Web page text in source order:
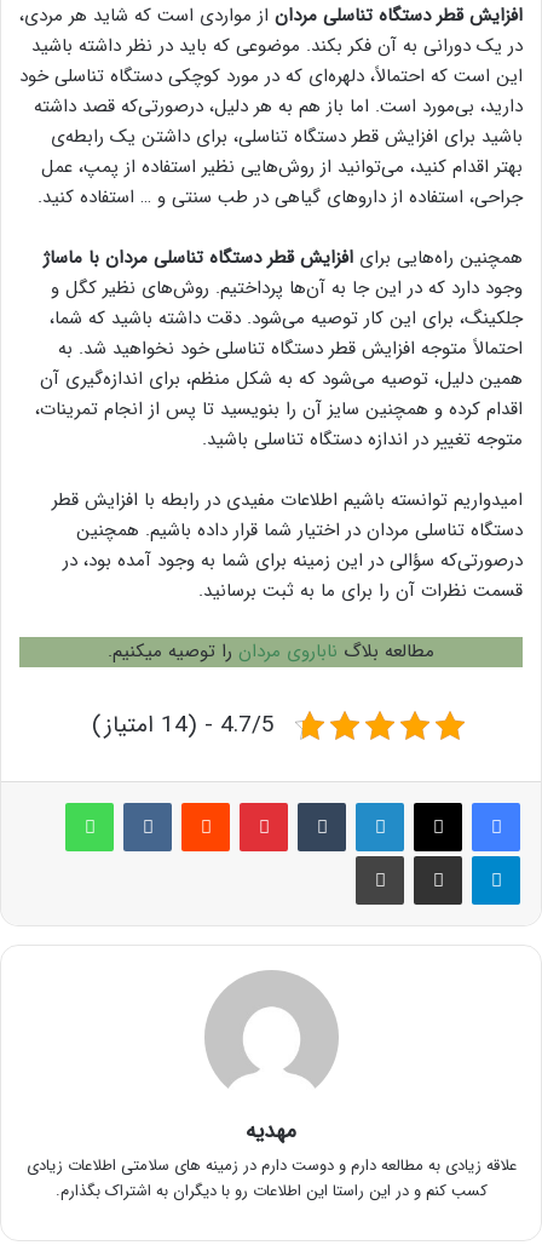
افزایش قطر دستگاه تناسلی مردان از مواردی است که شاید هر مردی،
در یک دورانی به آن فکر بکند. موضوعی که باید در نظر داشته باشید
این است که احتمالاً، دلهره‌ای که در مورد کوچکی دستگاه تناسلی خود
دارید، بی‌مورد است. اما باز هم به هر دلیل، درصورتی‌که قصد داشته
باشید برای افزایش قطر دستگاه تناسلی، برای داشتن یک رابطه‌ی
بهتر اقدام کنید، می‌توانید از روش‌هایی نظیر استفاده از پمپ، عمل
جراحی، استفاده از داروهای گیاهی در طب سنتی و … استفاده کنید.
همچنین راه‌هایی برای افزایش قطر دستگاه تناسلی مردان با ماساژ
وجود دارد که در این جا به آن‌ها پرداختیم. روش‌های نظیر کگل و
جلکینگ، برای این کار توصیه می‌شود. دقت داشته باشید که شما،
احتمالاً متوجه افزایش قطر دستگاه تناسلی خود نخواهید شد. به
همین دلیل، توصیه می‌شود که به شکل منظم، برای اندازه‌گیری آن
اقدام کرده و همچنین سایز آن را بنویسید تا پس از انجام تمرینات،
متوجه تغییر در اندازه دستگاه تناسلی باشید.
امیدواریم توانسته باشیم اطلاعات مفیدی در رابطه با افزایش قطر
دستگاه تناسلی مردان در اختیار شما قرار داده باشیم. همچنین
درصورتی‌که سؤالی در این زمینه برای شما به وجود آمده بود، در
قسمت نظر‌ات آن را برای ما به ثبت برسانید.
مطالعه بلاگ ناباروی مردان را توصیه میکنیم.
4.7/5 - (14 امتیاز)
لینکدین ‫تامبلر پینترست‫رددیت ‫VKontakteواتس آپ
تلگرام اشتراک گذاری از طریق ایمیل چاپ
مهدیه
علاقه زیادی به مطالعه دارم و دوست دارم در زمینه های سلامتی اطلاعات زیادی
کسب کنم و در این راستا این اطلاعات رو با دیگران به اشتراک بگذارم.